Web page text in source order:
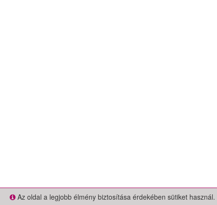
Az oldal a legjobb élmény biztosítása érdekében sütiket